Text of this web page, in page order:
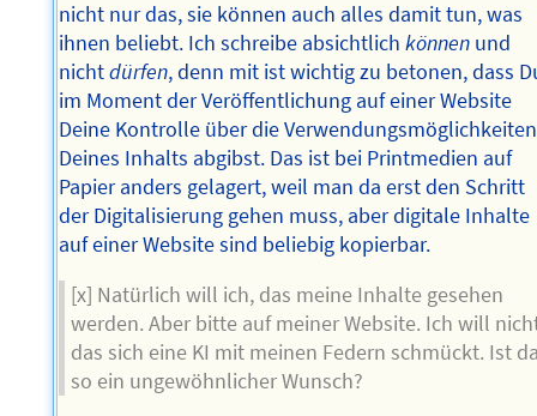
nicht nur das, sie können auch alles damit tun, was
ihnen beliebt. Ich schreibe absichtlichkönnen und
nichtdürfen, denn mit ist wichtig zu betonen, dass
im Moment der Veröffentlichung auf einer Website
Deine Kontrolle über die Verwendungsmöglichkeiten
Deines Inhalts abgibst. Das ist bei Printmedien auf
Papier anders gelagert, weil man da erst den Schritt
der Digitalisierung gehen muss, aber digitale Inhalte
auf einer Website sind beliebig kopierbar.
[x] Natürlich will ich, das meine Inhalte gesehen
werden. Aber bitte auf meiner Website. Ich will
das sich eine KI mit meinen Federn schmückt. Ist
so ein ungewöhnlicher Wunsch?